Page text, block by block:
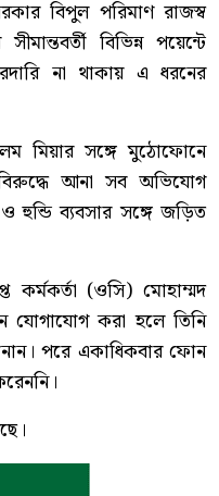
বিপুল পরিমাণ রাজস্ব
বিভিন্ন পয়েন্টে
না থাকায় এ ধরনের
মিয়ার সঙ্গে মুঠোফোনে
আনা সব অভিযোগ
হুন্ডি ব্যবসার সঙ্গে জড়িত
কর্মকর্তা (ওসি) মোহাম্মদ
করা হলে তিনি
পরে একাধিকবার ফোন